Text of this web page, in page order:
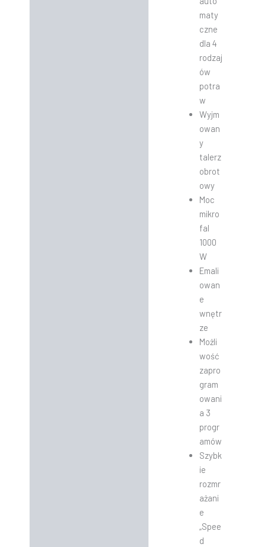
maty
czne
dla 4
rodzaj
ów
potra
w
Wyjm
owan
y
talerz
obrot
owy
Moc
mikro
fal
1000
W
Emali
owan
e
wnętr
ze
Możli
wość
zapro
gram
owani
a 3
progr
amów
Szybk
ie
rozmr
ażani
e
„Spee
d